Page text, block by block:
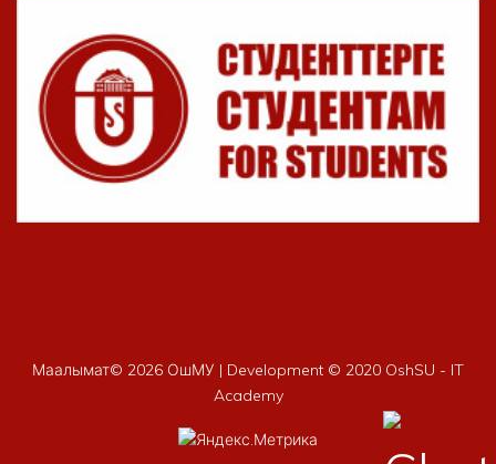
Маалымат© 2026 ОшМУ | Development © 2020 OshSU - IT
Academy